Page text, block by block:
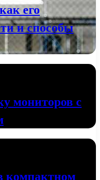
его
и способы
мониторов с